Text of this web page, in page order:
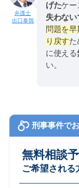
出口泰我
げたケー
失わな
問題を
り戻すた
に使える
い。
刑事事件で
無料相談
ご希望される